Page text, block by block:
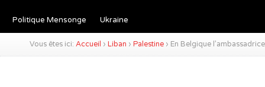
Politique Mensonge Ukraine
Vous êtes ici: Accueil › Liban › Palestine › En Belgique